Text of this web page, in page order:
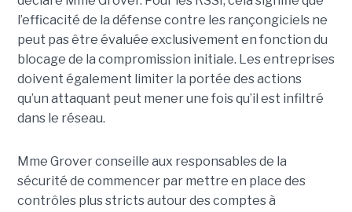
l’efficacité de la défense contre les rançongiciels ne
peut pas être évaluée exclusivement en fonction du
blocage de la compromission initiale. Les entreprises
doivent également limiter la portée des actions
qu’un attaquant peut mener une fois qu’il est infiltré
dans le réseau.
Mme Grover conseille aux responsables de la
sécurité de commencer par mettre en place des
contrôles plus stricts autour des comptes à